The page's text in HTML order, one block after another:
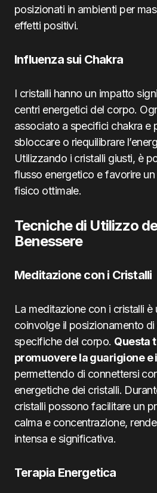
posizionati in ambienti per
effetti positivi.
Influenza sui Chakra
I cristalli hanno un impatto
centri energetici del corpo.
associato a specifici chakra e
sbloccare o riequilibrare
Utilizzando i cristalli giusti, è
flusso energetico e favorire
fisico ottimale.
Tecniche di Utilizzo
Benessere
Meditazione con i Cristalli
La meditazione con i cristalli è
coinvolge il posizionamento di
specifiche del corpo. Questa
promuovere la guarigione e
permettendo di connettersi
energetiche dei cristalli.
cristalli possono facilitare un
calma e concentrazione,
intensa e significativa.
Terapia Energetica